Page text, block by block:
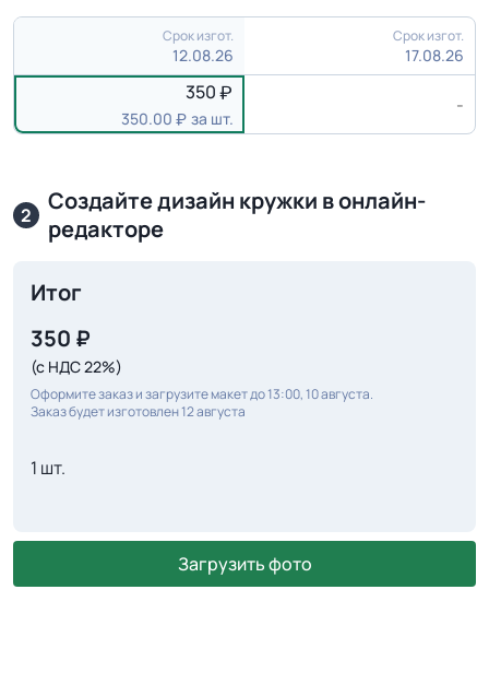
Срок изгот.
12.08.26
Срок изгот.
17.08.26
350
350.00 за шт.
-
2
Создайте дизайн кружки в онлайн-
редакторе
Итог
350 ₽
(с НДС 22%)
Оформите заказ и загрузите макет до 13:00, 10 августа.
Заказ будет изготовлен 12 августа
1 шт.
Загрузить фото